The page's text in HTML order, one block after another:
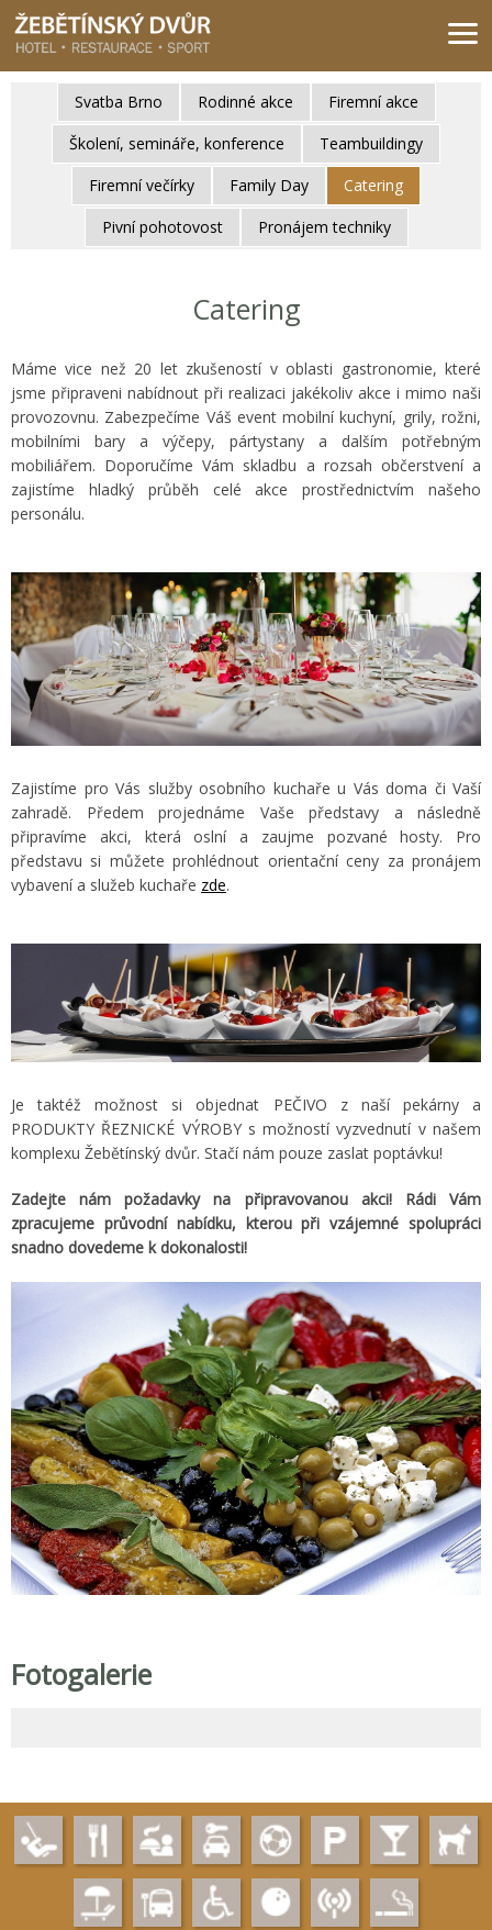
Žebětínský dvůr - Gastro & relax komplex v klidné části města Brna
Svatba Brno Rodinné akce
Firemní akce
Školení, semináře, konference
Teambuildingy
Firemní večírky
Family Day
Catering
Pivní pohotovost
Pronájem techniky
Catering
Máme vice než 20 let zkušeností v oblasti gastronomie, které
jsme připraveni nabídnout při realizaci jakékoliv akce i mimo naši
provozovnu. Zabezpečíme Váš event mobilní kuchyní, grily, rožni,
mobilními bary a výčepy, pártystany a dalším potřebným
mobiliářem. Doporučíme Vám skladbu a rozsah občerstvení a
zajistíme hladký průběh celé akce prostřednictvím našeho
personálu.
Zajistíme pro Vás služby osobního kuchaře u Vás doma či Vaší
zahradě. Předem projednáme Vaše představy a následně
připravíme akci, která oslní a zaujme pozvané hosty. Pro
představu si můžete prohlédnout orientační ceny za pronájem
vybavení a služeb kuchaře zde.
Je taktéž možnost si objednat PEČIVO z naší pekárny a
PRODUKTY ŘEZNICKÉ VÝROBY s možností vyzvednutí v našem
komplexu Žebětínský dvůr. Stačí nám pouze zaslat poptávku!
Zadejte nám požadavky na připravovanou akci! Rádi Vám
zpracujeme průvodní nabídku, kterou při vzájemné spolupráci
snadno dovedeme k dokonalosti!
Fotogalerie